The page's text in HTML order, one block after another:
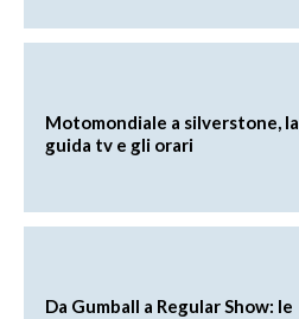
Motomondiale a silverstone, la
guida tv e gli orari
Da Gumball a Regular Show: le